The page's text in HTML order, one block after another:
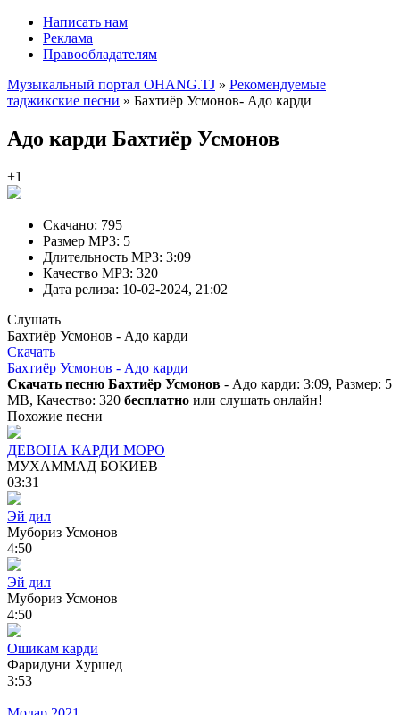
Написать нам
Реклама
Правообладателям
Музыкальный портал OHANG.TJ » Рекомендуемые
таджикские песни » Бахтиёр Усмонов- Адо карди
Адо карди Бахтиёр Усмонов
+1
Скачано: 795
Размер MP3: 5
Длительность MP3: 3:09
Качество MP3: 320
Дата релиза: 10-02-2024, 21:02
Слушать
Бахтиёр Усмонов - Адо карди
Скачать
Бахтиёр Усмонов - Адо карди
Скачать песню Бахтиёр Усмонов - Адо карди: 3:09, Размер: 5
MB, Качество: 320 бесплатно или слушать онлайн!
Похожие песни
ДЕВОНА КАРДИ МОРО
МУХАММАД БОКИЕВ
03:31
Эй дил
Мубориз Усмонов
4:50
Эй дил
Мубориз Усмонов
4:50
Ошикам карди
Фаридуни Хуршед
3:53